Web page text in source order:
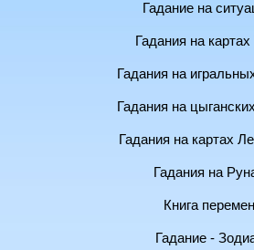
Гадание на
Гадания на картах
Гадания на
Гадания на
Гадания на картах
Гадания на
Книга перемен
Гадание -